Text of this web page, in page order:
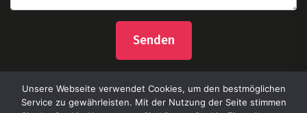
Senden
Unsere Webseite verwendet Cookies, um den bestmöglichen
Service zu gewährleisten. Mit der Nutzung der Seite stimmen